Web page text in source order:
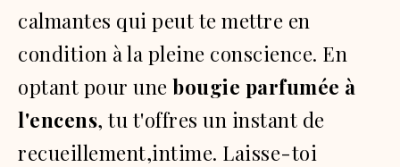
calmantes qui peut te mettre en
condition à la pleine conscience. En
optant pour une bougie parfumée à
l'encens, tu t'offres un instant de
recueillement,intime. Laisse-toi